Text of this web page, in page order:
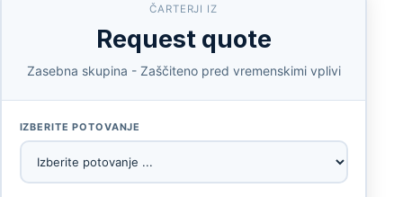
ČARTERJI IZ
Request quote
Zasebna skupina - Zaščiteno pred vremenskimi vplivi
IZBERITE POTOVANJE